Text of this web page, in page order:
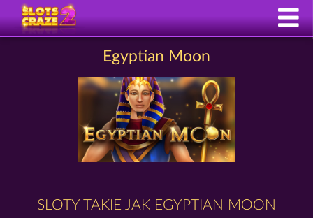
Egyptian Moon
SLOTY TAKIE JAK EGYPTIAN MOON